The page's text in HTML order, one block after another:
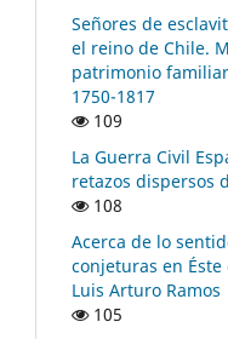
Señores de
el reino de Chile.
patrimonio
1750-1817
109
La Guerra Civil
retazos dispersos
108
Acerca de lo
conjeturas en
Luis Arturo Ramos
105